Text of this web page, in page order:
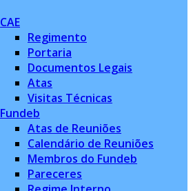
CAE
Regimento
Portaria
Documentos Legais
Atas
Visitas Técnicas
Fundeb
Atas de Reuniões
Calendário de Reuniões
Membros do Fundeb
Pareceres